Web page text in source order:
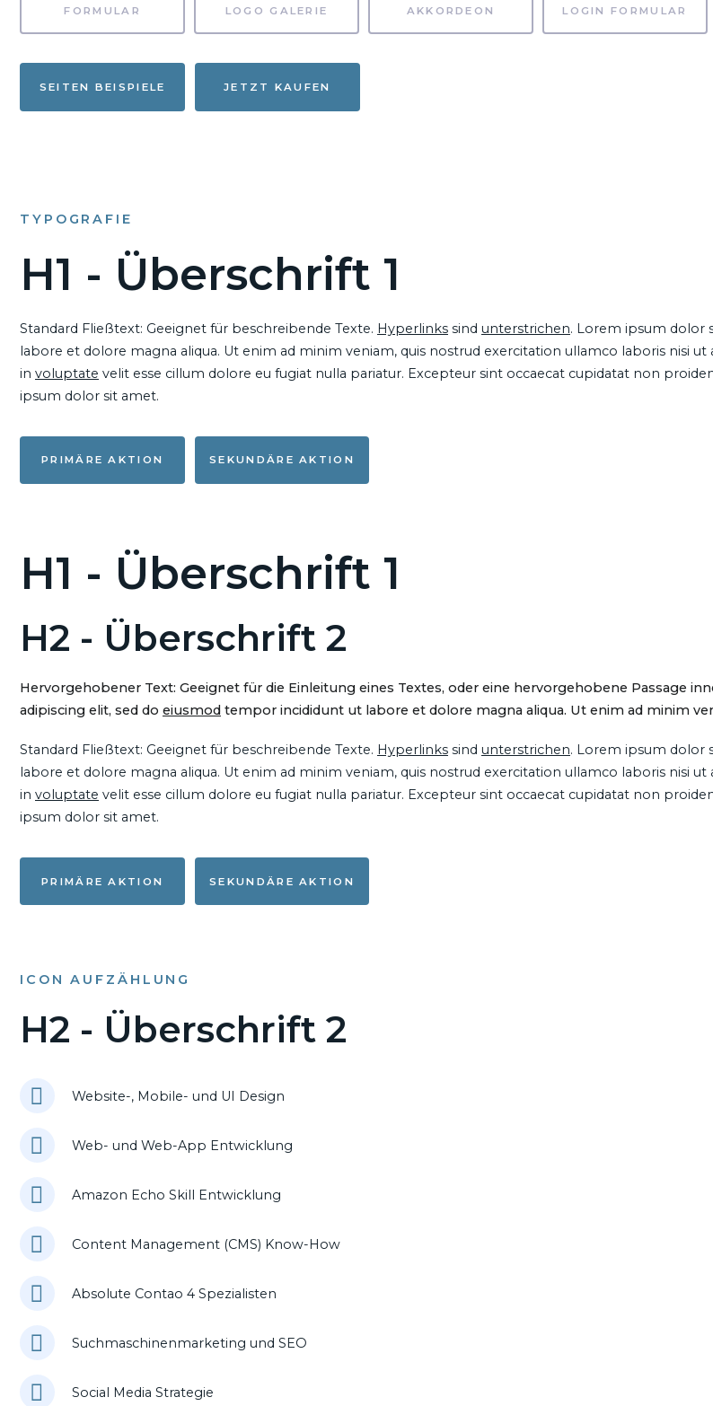
FORMULAR LOGO GALERIE AKKORDEON LOGIN FORMULAR
SEITEN BEISPIELE JETZT KAUFEN
TYPOGRAFIE
H1 - Überschrift 1
Standard Fließtext: Geeignet für beschreibende Texte. Hyperlinks sind unterstrichen. Lorem ipsum dolor
labore et dolore magna aliqua. Ut enim ad minim veniam, quis nostrud exercitation ullamco laboris nisi
in voluptate velit esse cillum dolore eu fugiat nulla pariatur. Excepteur sint occaecat cupidatat non
ipsum dolor sit amet.
PRIMÄRE AKTION SEKUNDÄRE AKTION
H1 - Überschrift 1
H2 - Überschrift 2
Hervorgehobener Text: Geeignet für die Einleitung eines Textes, oder eine hervorgehobene Passage
adipiscing elit, sed do eiusmod tempor incididunt ut labore et dolore magna aliqua. Ut enim ad minim
Standard Fließtext: Geeignet für beschreibende Texte. Hyperlinks sind unterstrichen. Lorem ipsum dolor
labore et dolore magna aliqua. Ut enim ad minim veniam, quis nostrud exercitation ullamco laboris nisi
in voluptate velit esse cillum dolore eu fugiat nulla pariatur. Excepteur sint occaecat cupidatat non
ipsum dolor sit amet.
PRIMÄRE AKTION SEKUNDÄRE AKTION
ICON AUFZÄHLUNG
H2 - Überschrift 2
Website-, Mobile- und UI Design
Web- und Web-App Entwicklung
Amazon Echo Skill Entwicklung
Content Management (CMS) Know-How
Absolute Contao 4 Spezialisten
Suchmaschinenmarketing und SEO
Social Media Strategie